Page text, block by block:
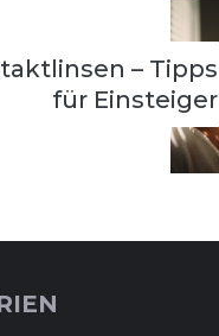
– Tipps
für Einsteiger